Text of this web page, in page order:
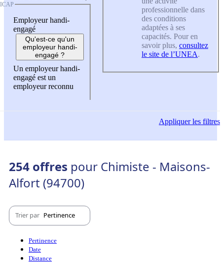
Employeur handi-
engagé
Qu'est-ce qu'un
employeur handi-
engagé ?
Un employeur handi-
engagé est un
employeur reconnu
professionnelle dans
des conditions
adaptées à ses
capacités. Pour en
savoir plus, consultez
le site de l’UNEA.
Appliquerles filtres
254 offres pour Chimiste - Maisons-
Alfort (94700)
Trier par Pertinence
Pertinence
Date
Distance